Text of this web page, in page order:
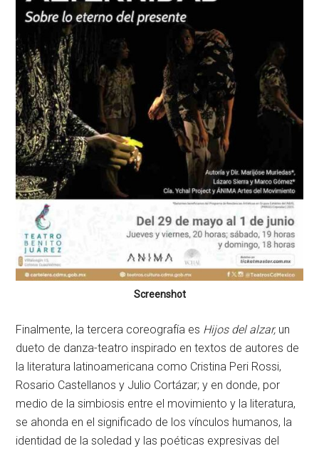
Screenshot
Finalmente, la tercera coreografía es Hijos del alzar,un
dueto de danza-teatro inspirado en textos de autores de
la literatura latinoamericana como Cristina Peri Rossi,
Rosario Castellanos y Julio Cortázar; y en donde, por
medio de la simbiosis entre el movimiento y la literatura,
se ahonda en el significado de los vínculos humanos, la
identidad de la soledad y las poéticas expresivas del